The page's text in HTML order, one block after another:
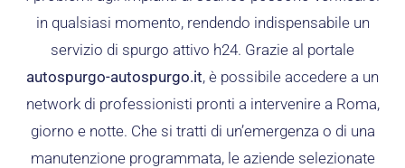
in qualsiasi momento, rendendo indispensabile un
servizio di spurgo attivo h24. Grazie al portale
autospurgo-autospurgo.it, è possibile accedere a un
network di professionisti pronti a intervenire a Roma,
giorno e notte. Che si tratti di un’emergenza o di una
manutenzione programmata, le aziende selezionate